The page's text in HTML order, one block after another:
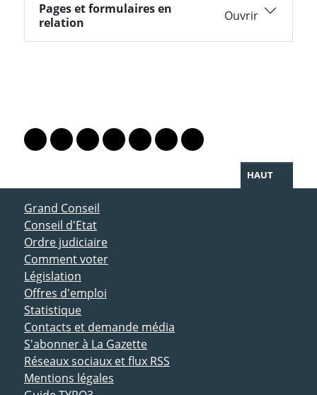
Pages et formulaires en relation
Pages et formulaires en
relation
Lien vers le profil Mastodon
Lien vers le profil Bluesky
Lien vers le profil Instagram
Lien vers le profil Linkedin
Lien vers le profil Facebook
Lien vers le profil Twitter
Partager par WhatsApp
HAUT
ACCÈS DIRECT
Grand Conseil
Conseil d'Etat
Ordre judiciaire
Comment voter
Législation
Offres d'emploi
Statistique
Contacts et demande média
S'abonner à La Gazette
Réseaux sociaux et flux RSS
Mentions légales